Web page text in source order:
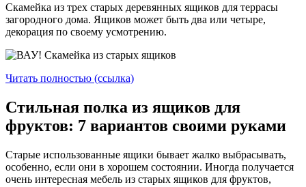
Скамейка из трех старых деревянных ящиков для террасы
загородного дома. Ящиков может быть два или четыре,
декорация по своему усмотрению.
Читать полностью (ссылка)
Стильная полка из ящиков для
фруктов: 7 вариантов своими руками
Старые использованные ящики бывает жалко выбрасывать,
особенно, если они в хорошем состоянии. Иногда получается
очень интересная мебель из старых ящиков для фруктов,